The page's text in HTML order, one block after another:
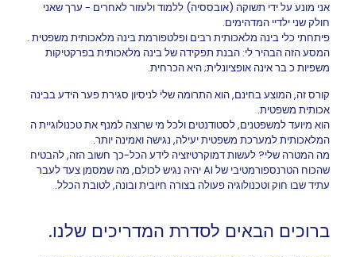
אני מונע על ידי תשוקה (אובססיה) ללמוד ולעזור לאחרים - ערך שאני
חולק שני ילדיי המדהימים.
פיתחתי כלי בינה מלאכותית רבים ופלטפורמת בינה מלאכותית משפטית .
המסע הזה הבהיר לי: הבנת תפקידה של בינה מלאכותית בפרקטיקות
משפיות כ בר אינה אופציונלית; היא הכרחית.
קורס זה, המוצע בחינם, הוא התרומה שלי לניסיון סגירת פער הידע בבינה
אכותית משפטית.
הוא מיועד למשפטנים, לסטודנטים ולכל מי שרוצה למנף את טכנולוגיית ה
המלאכותית למערכת משפטית יעילה, נגישה ואמינה יותר.
מה המטרה שלי? לעשות דמוקרטיזציה לידע הכל-כך חשוב הזה, להבטיח
שהכוח הטרנספורמטיבי של AI יהיה נגיש לכולם, מה שמסמן צעד לעבר
עתיד שבו חוק וטכנולוגיה פעולה בצורה חיובית ובונה, לטובת הכלל.
ברוכים הבאים לסדרת המדריכים שלנו.